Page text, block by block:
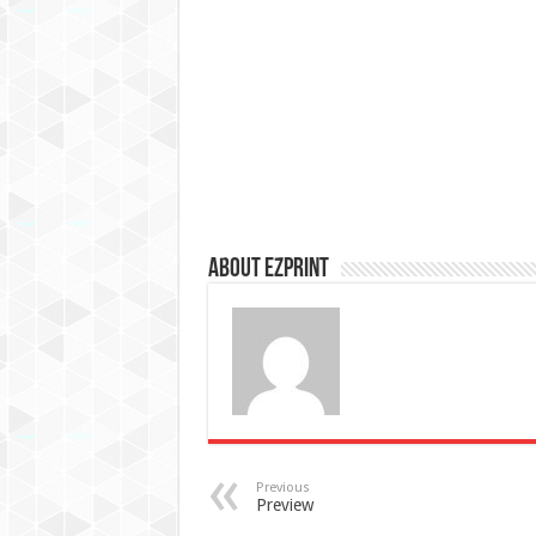
About Ezprint
Previous
Preview